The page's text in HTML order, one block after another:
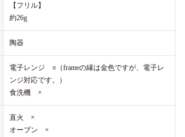
【フリル】
約26g
陶器
電子レンジ ○（frameの縁は金色ですが、電子レ
ンジ対応です。）
食洗機 ×
直火 ×
オーブン ×